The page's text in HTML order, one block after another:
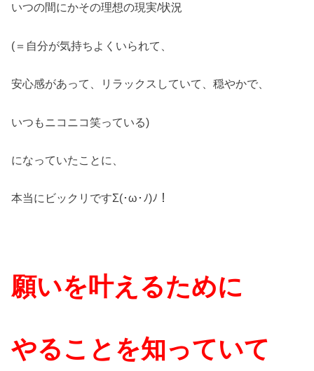
いつの間にかその理想の現実/状況
(＝自分が気持ちよくいられて、
安心感があって、リラックスしていて、穏やかで、
いつもニコニコ笑っている)
になっていたことに、
本当にビックリですΣ(･ω･ﾉ)ﾉ！
願いを叶えるために
やることを知っていて